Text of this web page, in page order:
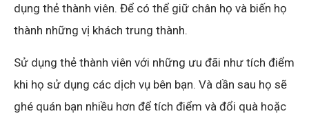
dụng thẻ thành viên. Để có thể giữ chân họ và biến họ
thành những vị khách trung thành.
Sử dụng thẻ thành viên với những ưu đãi như tích điểm
khi họ sử dụng các dịch vụ bên bạn. Và dần sau họ sẽ
ghé quán bạn nhiều hơn để tích điểm và đổi quà hoặc